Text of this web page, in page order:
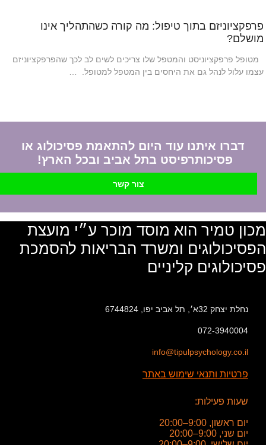
פרפקציוניזם בתוך טיפול: מה קורה כשהתהליך אינו
מושלם?
מטופל פרפקציוניסט והמטפל שלו צריכים לשים לב לכך שהפרפקציוניזם
עצמו עלול לנהל גם את היחסים בין המטפל למטופל. …
דברו איתנו עוד היום להתאמת פסיכולוג או
פסיכותרפיסט בתל אביב ובכל הארץ!
צור קשר
מכון טמיר הוא מוסד מוכר ע״י מועצת
הפסיכולוגים ומשרד הבריאות להסמכת
פסיכולוגים קליניים
נחלת יצחק 32א׳, תל אביב יפו, 6744824
072-3940004
info@tipulpsychology.co.il
פרטיות ותנאי שימוש באתר
שעות פעילות:
יום ראשון, 9:00–20:00
יום שני, 9:00–20:00